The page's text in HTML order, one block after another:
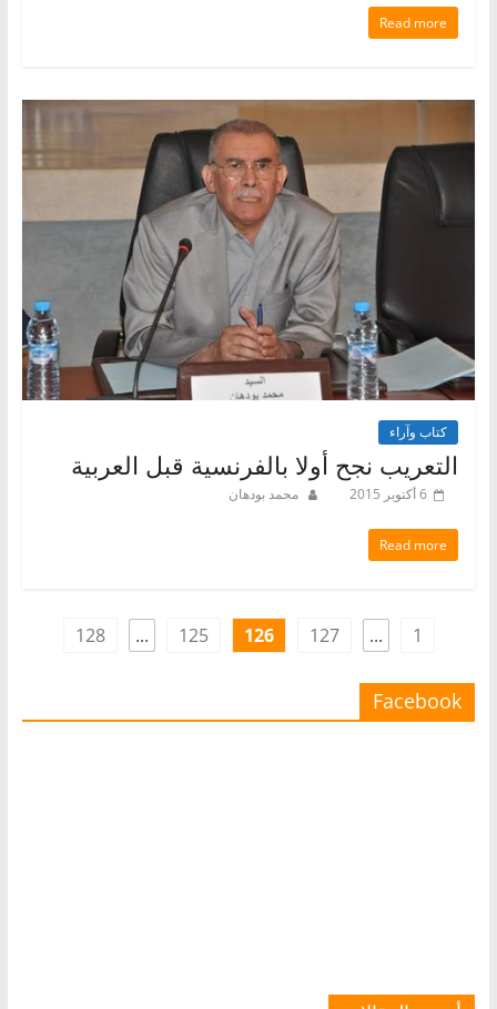
Read more
كتاب وآراء
التعريب نجح أولا بالفرنسية قبل العربية
6 أكتوبر 2015 محمد بودهان
Read more
1
...
125 126 127
...
128
Facebook